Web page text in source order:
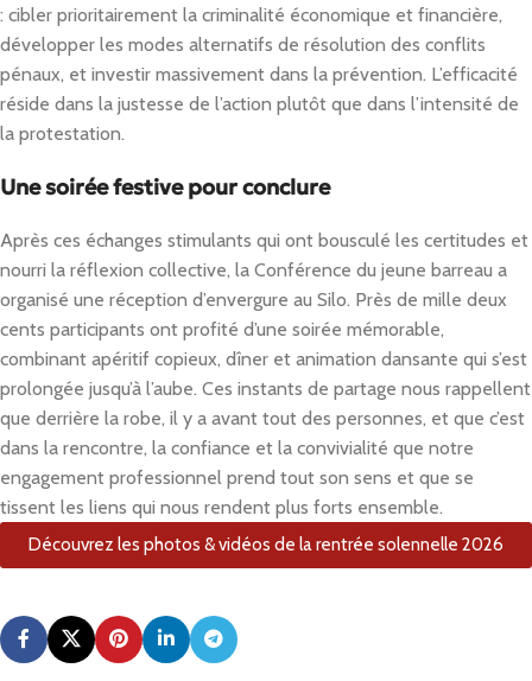
: cibler prioritairement la criminalité économique et financière,
développer les modes alternatifs de résolution des conflits
pénaux, et investir massivement dans la prévention. L’efficacité
réside dans la justesse de l’action plutôt que dans l’intensité de
la protestation.
Une soirée festive pour conclure
Après ces échanges stimulants qui ont bousculé les certitudes et
nourri la réflexion collective, la Conférence du jeune barreau a
organisé une réception d’envergure au Silo. Près de mille deux
cents participants ont profité d’une soirée mémorable,
combinant apéritif copieux, dîner et animation dansante qui s’est
prolongée jusqu’à l’aube. Ces instants de partage nous rappellent
que derrière la robe, il y a avant tout des personnes, et que c’est
dans la rencontre, la confiance et la convivialité que notre
engagement professionnel prend tout son sens et que se
tissent les liens qui nous rendent plus forts ensemble.
Découvrez les photos & vidéos de la rentrée solennelle 2026